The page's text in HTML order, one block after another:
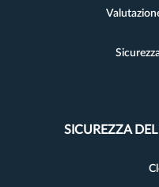
SICUREZZA